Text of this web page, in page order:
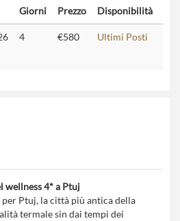
Giorni Prezzo Disponibilità
4 €580 Ultimi Posti
wellness 4* a Ptuj
Ptuj, la città più antica della
termale sin dai tempi dei